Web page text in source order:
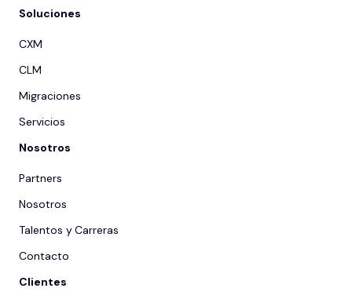
Soluciones
CXM
CLM
Migraciones
Servicios
Nosotros
Partners
Nosotros
Talentos y Carreras
Contacto
Clientes